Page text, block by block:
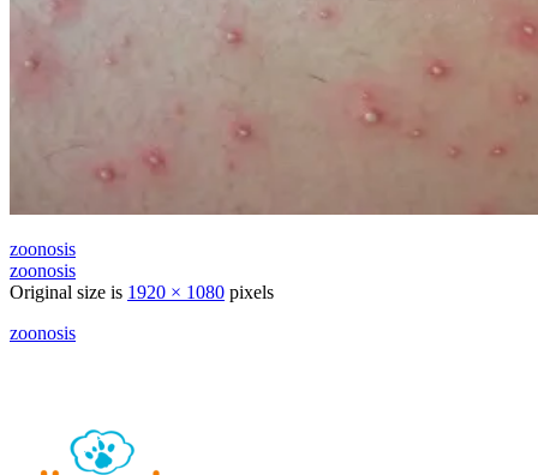
zoonosis
zoonosis
Original size is 1920 × 1080 pixels
zoonosis